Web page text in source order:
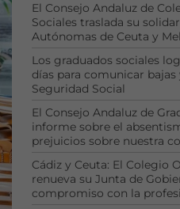
El Consejo Andaluz de
Sociales traslada su
Autónomas de Ceuta y
Los graduados sociales
días para comunicar
Seguridad Social
El Consejo Andaluz de
informe sobre el
prejuicios sobre nuestra
Cádiz y Ceuta: El Colegio
renueva su Junta de
compromiso con la